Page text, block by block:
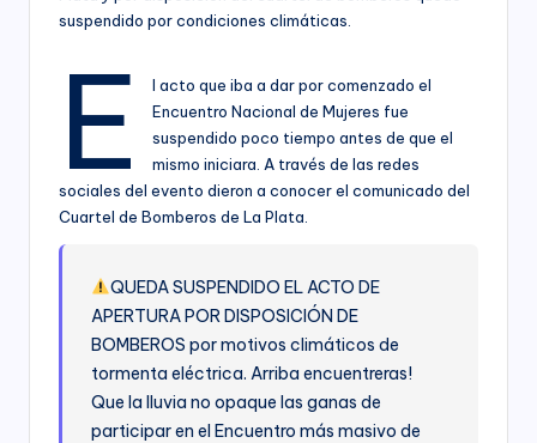
suspendido por condiciones climáticas.
E
l acto que iba a dar por comenzado el
Encuentro Nacional de Mujeres fue
suspendido poco tiempo antes de que el
mismo iniciara. A través de las redes
sociales del evento dieron a conocer el comunicado del
Cuartel de Bomberos de La Plata.
QUEDA SUSPENDIDO EL ACTO DE
APERTURA POR DISPOSICIÓN DE
BOMBEROS por motivos climáticos de
tormenta eléctrica. Arriba encuentreras!
Que la lluvia no opaque las ganas de
participar en el Encuentro más masivo de